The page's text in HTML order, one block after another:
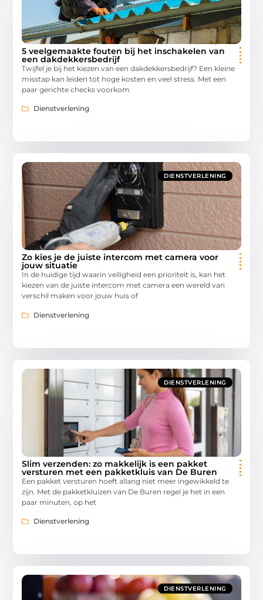
5 veelgemaakte fouten bij het inschakelen van
een dakdekkersbedrijf
Twijfel je bij het kiezen van een dakdekkersbedrijf? Een kleine
misstap kan leiden tot hoge kosten en veel stress. Met een
paar gerichte checks voorkom
Dienstverlening
DIENSTVERLENING
Zo kies je de juiste intercom met camera voor
jouw situatie
In de huidige tijd waarin veiligheid een prioriteit is, kan het
kiezen van de juiste intercom met camera een wereld van
verschil maken voor jouw huis of
Dienstverlening
DIENSTVERLENING
Slim verzenden: zo makkelijk is een pakket
versturen met een pakketkluis van De Buren
Een pakket versturen hoeft allang niet meer ingewikkeld te
zijn. Met de pakketkluizen van De Buren regel je het in een
paar minuten, op het
Dienstverlening
DIENSTVERLENING